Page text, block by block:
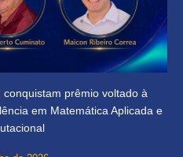
prêmio voltado à
em Matemática Aplicada e